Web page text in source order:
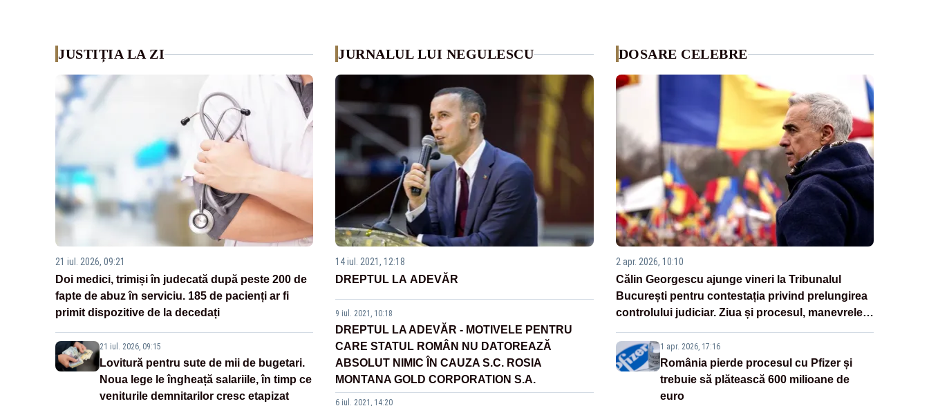
JUSTIȚIA LA ZI
21 iul. 2026, 09:21
Doi medici, trimiși în judecată după peste 200 de
fapte de abuz în serviciu. 185 de pacienți ar fi
primit dispozitive de la decedați
21 iul. 2026, 09:15
Lovitură pentru sute de mii de bugetari.
Noua lege le îngheață salariile, în timp ce
veniturile demnitarilor cresc etapizat
JURNALUL LUI NEGULESCU
14 iul. 2021, 12:18
DREPTUL LA ADEVĂR
9 iul. 2021, 10:18
DREPTUL LA ADEVĂR - MOTIVELE PENTRU
CARE STATUL ROMÂN NU DATOREAZĂ
ABSOLUT NIMIC ÎN CAUZA S.C. ROSIA
MONTANA GOLD CORPORATION S.A.
6 iul. 2021, 14:20
DOSARE CELEBRE
2 apr. 2026, 10:10
Călin Georgescu ajunge vineri la Tribunalul
București pentru contestația privind prelungirea
controlului judiciar. Ziua și procesul, manevrele
1 apr. 2026, 17:16
România pierde procesul cu Pfizer și
trebuie să plătească 600 milioane de
euro